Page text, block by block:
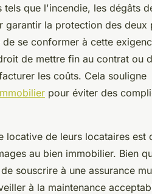
que l'incendie, les dégâts
la protection des deux
se conformer à cette
de mettre fin au contrat ou
les coûts. Cela souligne
pour éviter des
de leurs locataires est
au bien immobilier. Bien
souscrire à une assurance
à la maintenance